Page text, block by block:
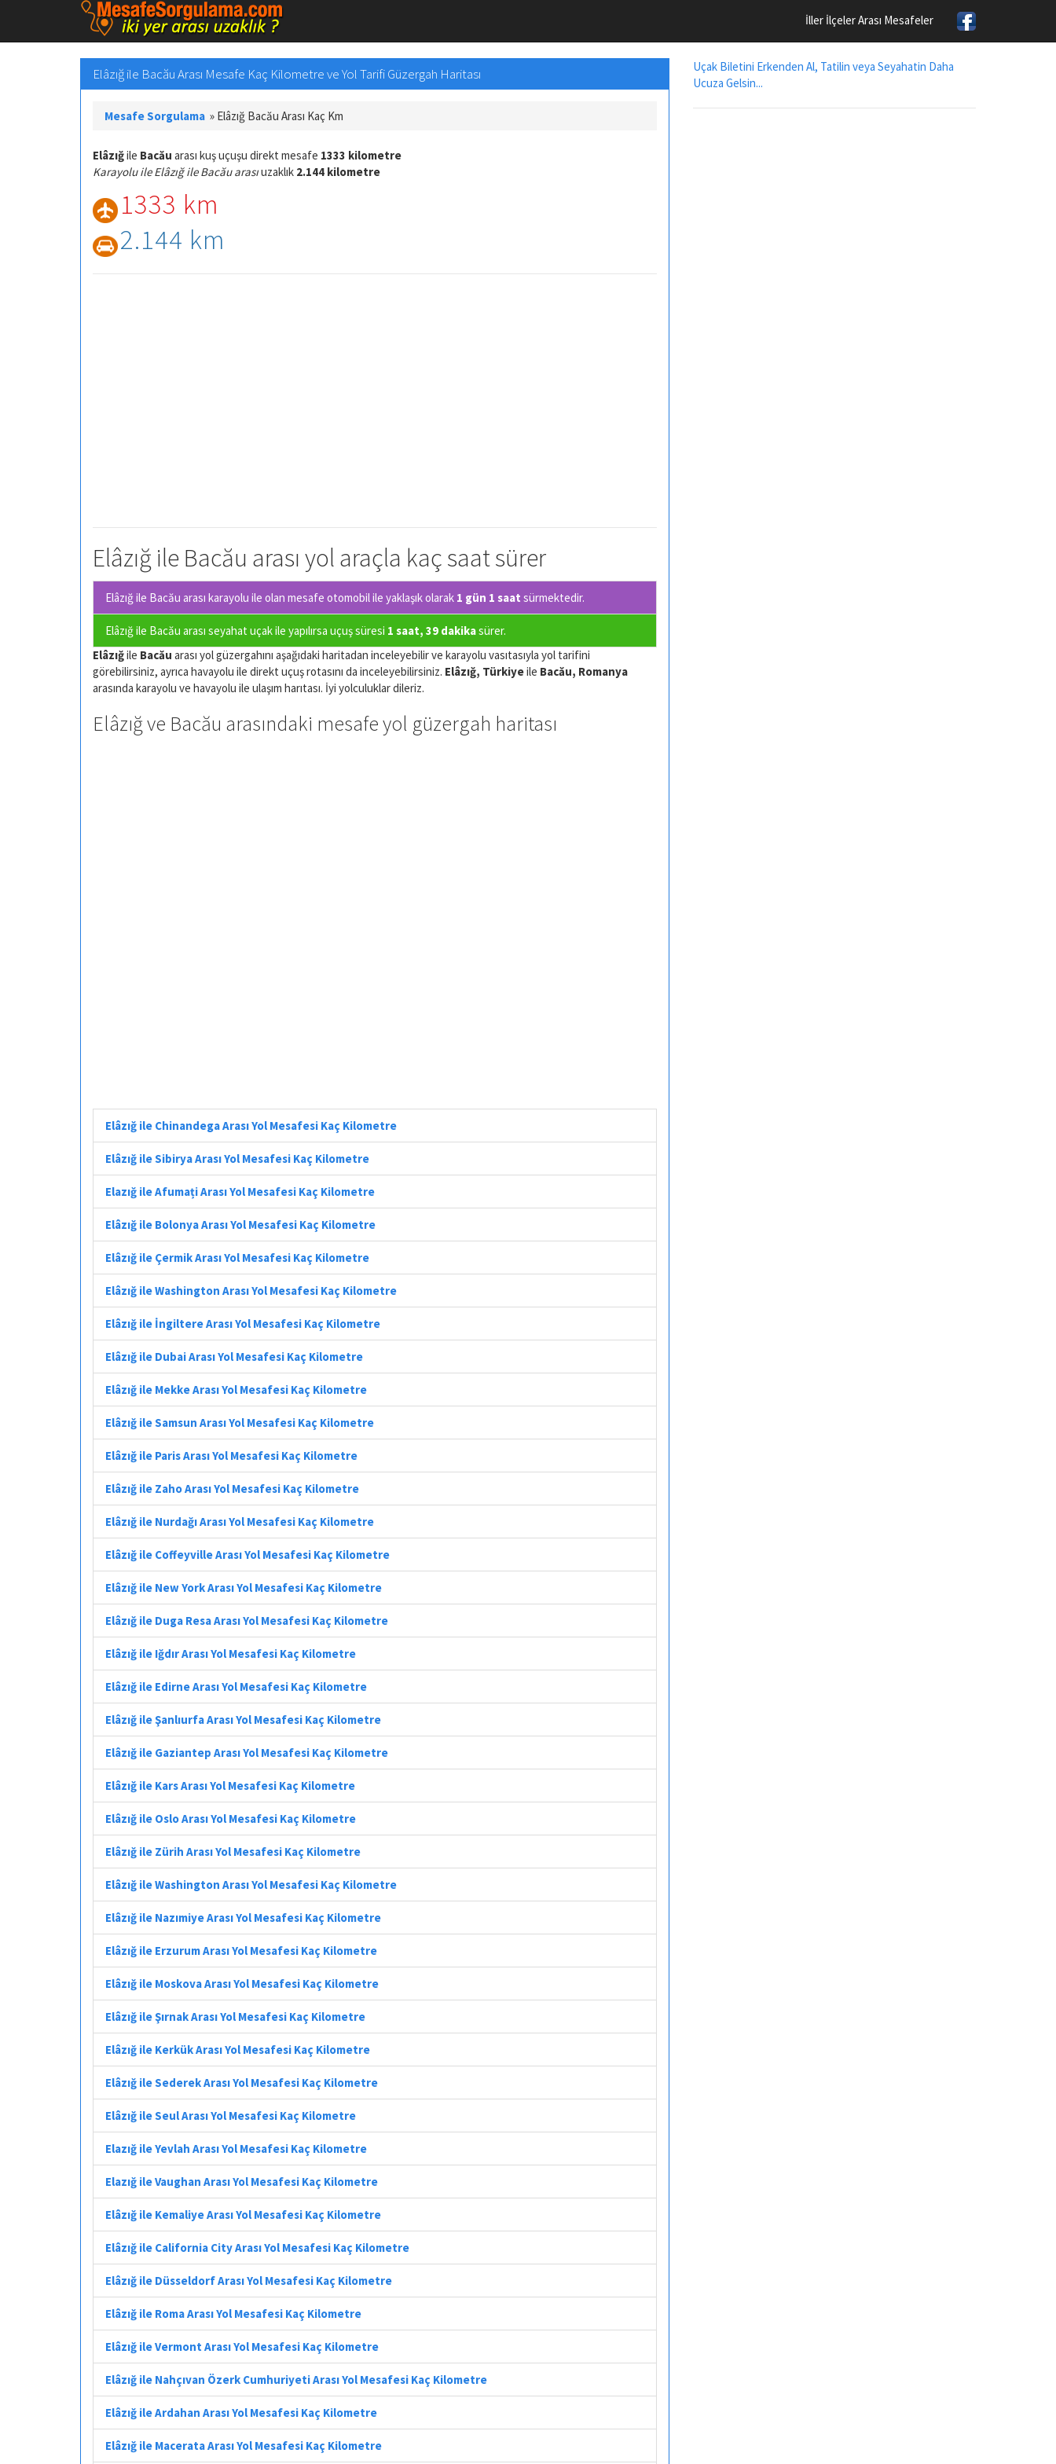
İller İlçeler Arası Mesafeler
Elâzığ ile Bacău Arası Mesafe Kaç Kilometre ve Yol Tarifi Güzergah Haritası
Mesafe Sorgulama » Elâzığ Bacău Arası Kaç Km
Elâzığile Bacău arası kuş uçuşu direkt mesafe 1333 kilometre
Karayolu ile Elâzığ ile Bacău arasıuzaklık 2.144 kilometre
1333 km
2.144 km
Elâzığ ile Bacău arası yol araçla kaç saat sürer
Elâzığ ile Bacău arası karayolu ile olan mesafe otomobil ile yaklaşık olarak 1 gün 1 saat sürmektedir.
Elâzığ ile Bacău arası seyahat uçak ile yapılırsa uçuş süresi 1 saat, 39 dakikasürer.
Elâzığile Bacău arası yol güzergahını aşağıdaki haritadan inceleyebilir ve karayolu vasıtasıyla yol tarifini
görebilirsiniz, ayrıca havayolu ile direkt uçuş rotasını da inceleyebilirsiniz. Elâzığ, Türkiyeile Bacău, Romanya
arasında karayolu ve havayolu ile ulaşım harıtası. İyi yolculuklar dileriz.
Elâzığ ve Bacău arasındaki mesafe yol güzergah haritası
Elâzığ ile Chinandega Arası Yol Mesafesi Kaç Kilometre
Elâzığ ile Sibirya Arası Yol Mesafesi Kaç Kilometre
Elazığ ile Afumați Arası Yol Mesafesi Kaç Kilometre
Elâzığ ile Bolonya Arası Yol Mesafesi Kaç Kilometre
Elâzığ ile Çermik Arası Yol Mesafesi Kaç Kilometre
Elâzığ ile Washington Arası Yol Mesafesi Kaç Kilometre
Elâzığ ile İngiltere Arası Yol Mesafesi Kaç Kilometre
Elâzığ ile Dubai Arası Yol Mesafesi Kaç Kilometre
Elâzığ ile Mekke Arası Yol Mesafesi Kaç Kilometre
Elâzığ ile Samsun Arası Yol Mesafesi Kaç Kilometre
Elâzığ ile Paris Arası Yol Mesafesi Kaç Kilometre
Elâzığ ile Zaho Arası Yol Mesafesi Kaç Kilometre
Elâzığ ile Nurdağı Arası Yol Mesafesi Kaç Kilometre
Elâzığ ile Coffeyville Arası Yol Mesafesi Kaç Kilometre
Elâzığ ile New York Arası Yol Mesafesi Kaç Kilometre
Elâzığ ile Duga Resa Arası Yol Mesafesi Kaç Kilometre
Elâzığ ile Iğdır Arası Yol Mesafesi Kaç Kilometre
Elâzığ ile Edirne Arası Yol Mesafesi Kaç Kilometre
Elâzığ ile Şanlıurfa Arası Yol Mesafesi Kaç Kilometre
Elâzığ ile Gaziantep Arası Yol Mesafesi Kaç Kilometre
Elâzığ ile Kars Arası Yol Mesafesi Kaç Kilometre
Elâzığ ile Oslo Arası Yol Mesafesi Kaç Kilometre
Elâzığ ile Zürih Arası Yol Mesafesi Kaç Kilometre
Elâzığ ile Washington Arası Yol Mesafesi Kaç Kilometre
Elâzığ ile Nazımiye Arası Yol Mesafesi Kaç Kilometre
Elâzığ ile Erzurum Arası Yol Mesafesi Kaç Kilometre
Elâzığ ile Moskova Arası Yol Mesafesi Kaç Kilometre
Elâzığ ile Şırnak Arası Yol Mesafesi Kaç Kilometre
Elâzığ ile Kerkük Arası Yol Mesafesi Kaç Kilometre
Elâzığ ile Sederek Arası Yol Mesafesi Kaç Kilometre
Elâzığ ile Seul Arası Yol Mesafesi Kaç Kilometre
Elazığ ile Yevlah Arası Yol Mesafesi Kaç Kilometre
Elazığ ile Vaughan Arası Yol Mesafesi Kaç Kilometre
Elâzığ ile Kemaliye Arası Yol Mesafesi Kaç Kilometre
Elâzığ ile California City Arası Yol Mesafesi Kaç Kilometre
Elâzığ ile Düsseldorf Arası Yol Mesafesi Kaç Kilometre
Elâzığ ile Roma Arası Yol Mesafesi Kaç Kilometre
Elâzığ ile Vermont Arası Yol Mesafesi Kaç Kilometre
Elâzığ ile Nahçıvan Özerk Cumhuriyeti Arası Yol Mesafesi Kaç Kilometre
Elâzığ ile Ardahan Arası Yol Mesafesi Kaç Kilometre
Elâzığ ile Macerata Arası Yol Mesafesi Kaç Kilometre
Uçak Biletini Erkenden Al, Tatilin veya Seyahatin Daha
Ucuza Gelsin...